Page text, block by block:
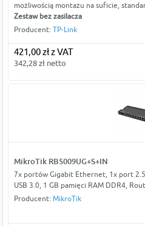
możliwością montażu na suficie,
Zestaw bez zasilacza
Producent: TP-Link
421,00 zł z VAT
342,28 zł netto
MikroTik RB5009UG+S+IN
7x portów Gigabit Ethernet, 1x port
USB 3.0, 1 GB pamięci RAM DDR4,
Producent: MikroTik